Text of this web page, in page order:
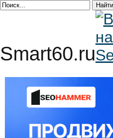
Smart60.ru